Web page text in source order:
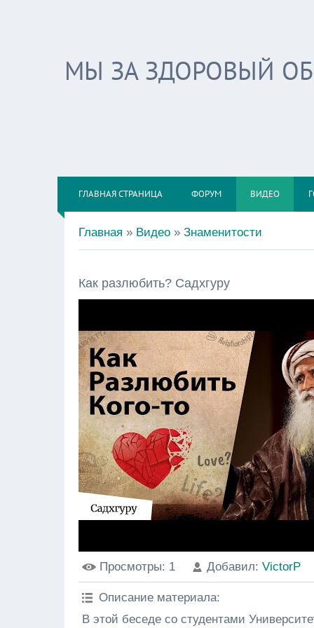
МЫ ЗА ЗДОРОВЫЙ
ГЛАВНАЯ СТРАНИЦА ФОРУМ ВИДЕО
Главная » Видео » Знаменитости
Как разлюбить? Садхгуру
Просмотры: 1 Добавил: VictorP
Описание материала:
В этой беседе со студентами